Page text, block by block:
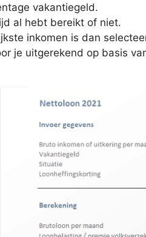
vakantiegeld.
al hebt bereikt of niet.
inkomen is dan
je uitgerekend op basis